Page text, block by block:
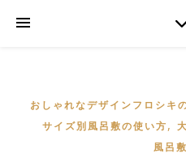
おしゃれなデザインフロシキ
サイズ別風呂敷の使い方,
風呂